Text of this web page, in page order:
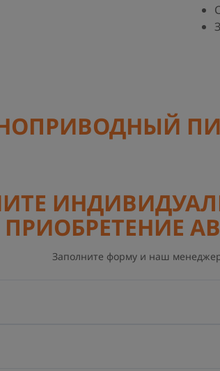
ПРИОБРЕТЕНИЕ
Заполните форму и наш